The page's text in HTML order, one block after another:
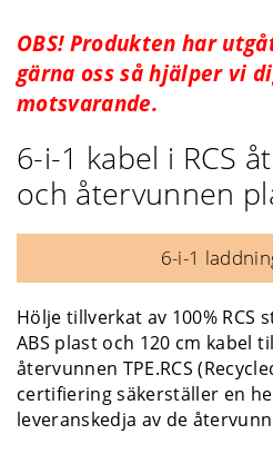
OBS! Produkten har
gärna oss så hjälper vi
motsvarande.
6-i-1 kabel i RCS
och återvunnen
6-i-1
Hölje tillverkat av 100% RCS
ABS plast och 120 cm kabel
återvunnen TPE.RCS
certifiering säkerställer en
leveranskedja av de